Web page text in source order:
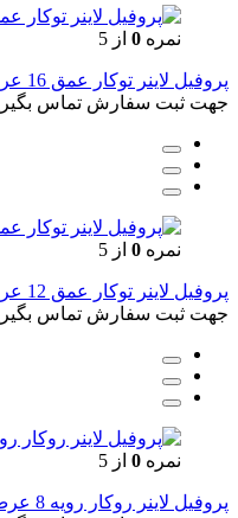
نمره 0 از 5
پروفیل لاینر توکار عمق 16 عرض 16 میلی‌متر کد 4
جهت ثبت سفارش تماس
نمره 0 از 5
پروفیل لاینر توکار عمق 12 عرض 16 میلی‌متر کد 2
جهت ثبت سفارش تماس
نمره 0 از 5
پروفیل لاینر روکار رویه 8 عرض 16 میلی‌متر کد 1